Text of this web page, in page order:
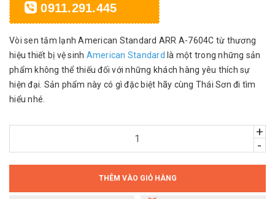
0911.291.445
Vòi sen tắm lạnh American Standard ARR A-7604C từ thương
hiệu thiết bị vệ sinh American Standard là một trong những sản
phẩm không thể thiếu đối với những khách hàng yêu thích sự
hiện đại. Sản phẩm này có gì đặc biệt hãy cùng Thái Sơn đi tìm
hiểu nhé.
+
-
THÊM VÀO GIỎ HÀNG